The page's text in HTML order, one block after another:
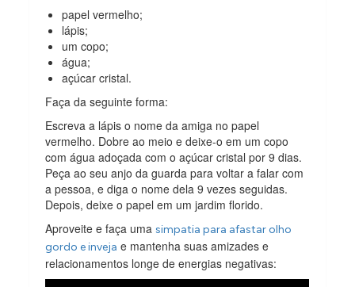
papel vermelho;
lápis;
um copo;
água;
açúcar cristal.
Faça da seguinte forma:
Escreva a lápis o nome da amiga no papel
vermelho. Dobre ao meio e deixe-o em um copo
com água adoçada com o açúcar cristal por 9 dias.
Peça ao seu anjo da guarda para voltar a falar com
a pessoa, e diga o nome dela 9 vezes seguidas.
Depois, deixe o papel em um jardim florido.
Aproveite e faça umasimpatia para afastar olho
gordo e inveja e mantenha suas amizades e
relacionamentos longe de energias negativas: